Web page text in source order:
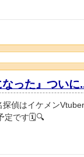
った』ついに
偵はイケメン
定です🗓️🔍